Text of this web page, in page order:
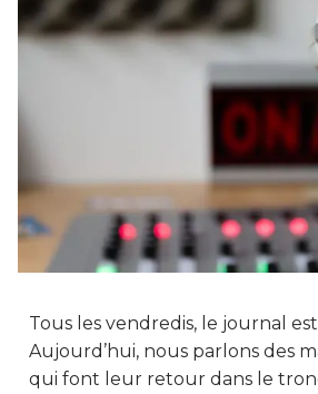
Tous les vendredis, le journal
Aujourd’hui, nous parlons des
qui font leur retour dans le